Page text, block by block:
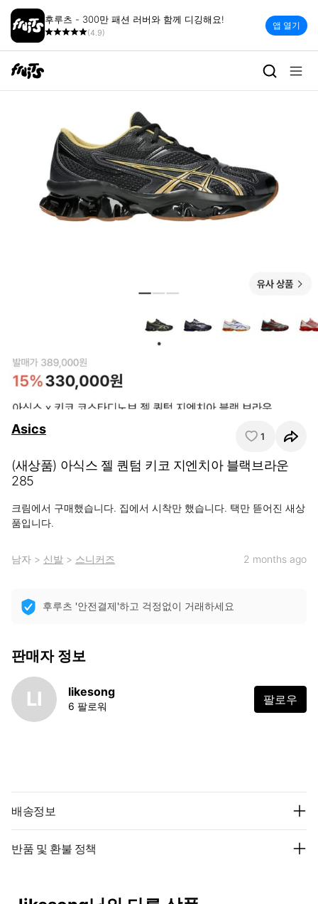
후루츠 - 300만 패션 러버와 함께 디깅해요!
(4.9)
앱 열기
Asics 1
(새상품) 아식스 젤 퀀텀 키코 지엔치아 블랙브라운
285
크림에서 구매했습니다. 집에서 시착만 했습니다. 택만 뜯어진 새상
품입니다.
남자 > 신발 > 스니커즈 2 months ago
후루츠 '안전결제'하고 걱정없이 거래하세요
판매자 정보
LI likesong
6 팔로워 팔로우
배송정보
반품 및 환불 정책